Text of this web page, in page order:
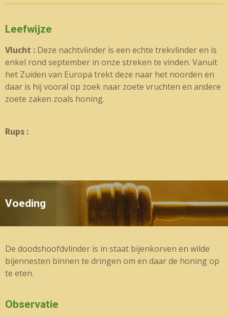
Leefwijze
Vlucht : Deze nachtvlinder is een echte trekvlinder en is
enkel rond september in onze streken te vinden. Vanuit
het Zuiden van Europa trekt deze naar het noorden en
daar is hij vooral op zoek naar zoete vruchten en andere
zoete zaken zoals honing.
Rups :
Voeding
De doodshoofdvlinder is in staat bijenkorven en wilde
bijennesten binnen te dringen om en daar de honing op
te eten.
Observatie